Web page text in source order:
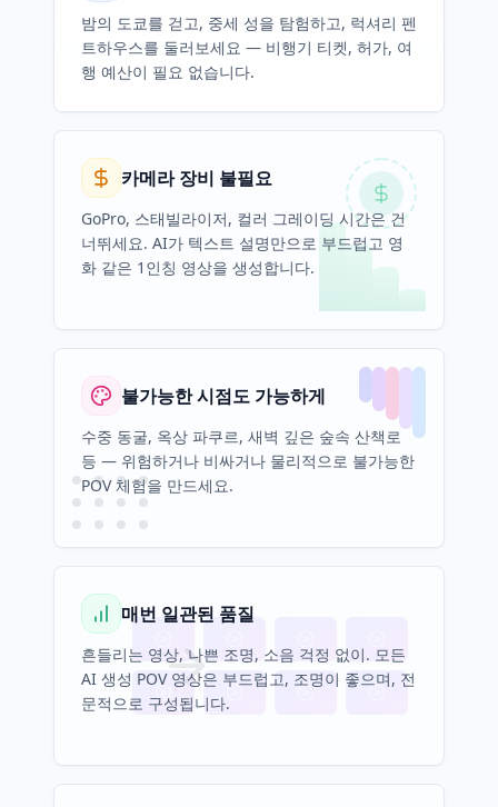
밤의 도쿄를 걷고, 중세 성을 탐험하고, 럭셔리 펜
트하우스를 둘러보세요 — 비행기 티켓, 허가, 여
행 예산이 필요 없습니다.
카메라 장비 불필요
GoPro, 스태빌라이저, 컬러 그레이딩 시간은 건
너뛰세요. AI가 텍스트 설명만으로 부드럽고 영
화 같은 1인칭 영상을 생성합니다.
불가능한 시점도 가능하게
수중 동굴, 옥상 파쿠르, 새벽 깊은 숲속 산책로
등 — 위험하거나 비싸거나 물리적으로 불가능한
POV 체험을 만드세요.
매번 일관된 품질
흔들리는 영상, 나쁜 조명, 소음 걱정 없이. 모든
AI 생성 POV 영상은 부드럽고, 조명이 좋으며, 전
문적으로 구성됩니다.